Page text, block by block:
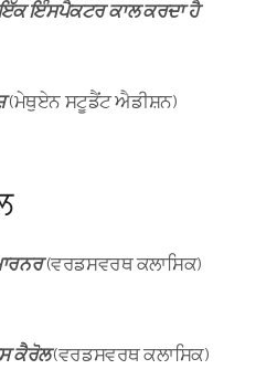
ਇੰਸਪੈਕਟਰ ਕਾਲ ਕਰਦਾ ਹੈ
(ਮੇਥੁਏਨ ਸਟੂਡੈਂਟ ਐਡੀਸ਼ਨ)
(ਵਰਡਸਵਰਥ ਕਲਾਸਿਕ)
ਕੈਰੋਲ(ਵਰਡਸਵਰਥ ਕਲਾਸਿਕ)